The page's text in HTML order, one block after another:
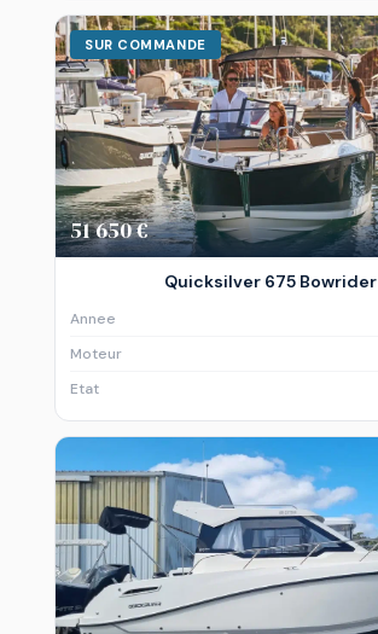
SUR COMMANDE
51 650 €
Quicksilver 675 Bowrider
Annee
Moteur
Etat